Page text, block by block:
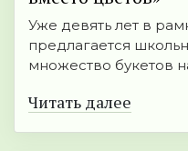
Уже девять лет в
предлагается
множество букетов
Читать далее